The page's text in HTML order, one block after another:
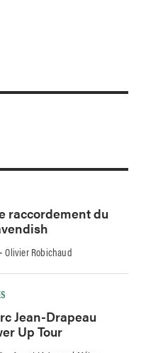
raccordement du
Olivier Robichaud
Jean-Drapeau
Up Tour